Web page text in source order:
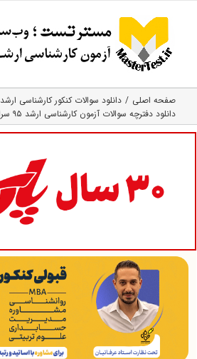
content
صفحه اصلی دانلود سوالات کنکور کارشناسی ارشد
دانلود دفترچه سوالات آزمون کارشناسی ارشد ۹۵ سراسری آماد ( کد ۱۱۵۶ )